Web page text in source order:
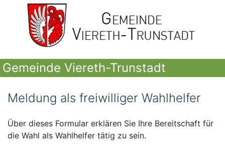
Gemeinde Viereth-Trunstadt
Meldung als freiwilliger Wahlhelfer
Über dieses Formular erklären Sie Ihre Bereitschaft für
die Wahl als Wahlhelfer tätig zu sein.